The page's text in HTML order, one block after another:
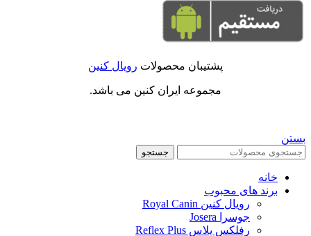
پشتیبان محصولات رویال کنین
مجموعه ایران کنین می باشد.
بستن
جستجو
خانه
برند های محبوب
رویال کنین Royal Canin
جوسرا Josera
رفلکس پلاس Reflex Plus